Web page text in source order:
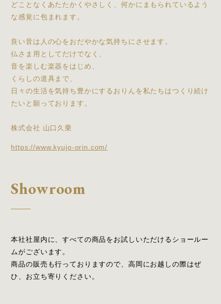
どことなくあたたかくやさしく、何かにまもられているよう
な感覚に包まれます。
良い音は人の心をおだやかな気持ちにさせます。
仏さま用としてだけでなく、
音を楽しむ楽器をはじめ、
くらしの道具まで、
日々の生活を気持ち豊かにするおりんを私たちはつくり続け
たいと願っております。
株式会社 山口久乗
https://www.kyujo-orin.com/
Showroom
本社社屋内に、すべての商品をお試しいただけるショールー
ムがございます。
商品の販売も行っておりますので、高岡にお越しの際はぜ
ひ、お立ち寄りください。